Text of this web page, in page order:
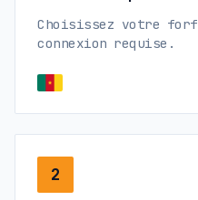
Choisissez votre
connexion requise.
2